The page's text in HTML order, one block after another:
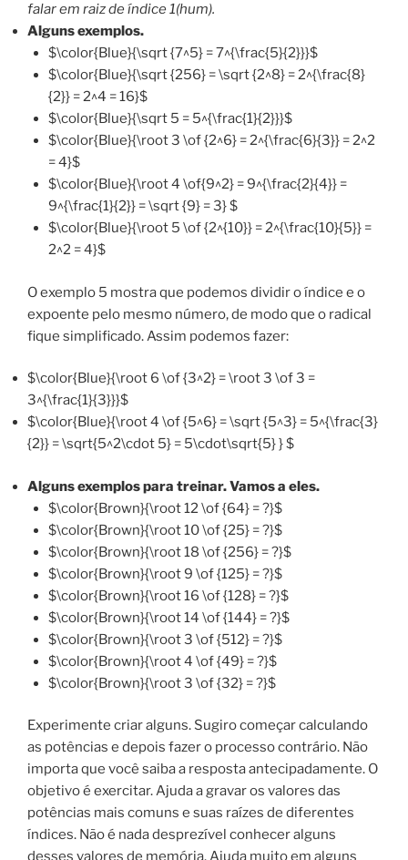
falar em raiz de índice 1(hum).
Alguns exemplos.
$\color{Blue}{\sqrt {7^5} = 7^{\frac{5}{2}}}$
$\color{Blue}{\sqrt {256} = \sqrt {2^8} = 2^{\frac{8}
{2}} = 2^4 = 16}$
$\color{Blue}{\sqrt 5 = 5^{\frac{1}{2}}}$
$\color{Blue}{\root 3 \of {2^6} = 2^{\frac{6}{3}} = 2^2
= 4}$
$\color{Blue}{\root 4 \of{9^2} = 9^{\frac{2}{4}} =
9^{\frac{1}{2}} = \sqrt {9} = 3} $
$\color{Blue}{\root 5 \of {2^{10}} = 2^{\frac{10}{5}} =
2^2 = 4}$
O exemplo 5 mostra que podemos dividir o índice e o
expoente pelo mesmo número, de modo que o radical
fique simplificado. Assim podemos fazer:
$\color{Blue}{\root 6 \of {3^2} = \root 3 \of 3 =
3^{\frac{1}{3}}}$
$\color{Blue}{\root 4 \of {5^6} = \sqrt {5^3} = 5^{\frac{3}
{2}} = \sqrt{5^2\cdot 5} = 5\cdot\sqrt{5} } $
Alguns exemplos para treinar. Vamos a eles.
$\color{Brown}{\root 12 \of {64} = ?}$
$\color{Brown}{\root 10 \of {25} = ?}$
$\color{Brown}{\root 18 \of {256} = ?}$
$\color{Brown}{\root 9 \of {125} = ?}$
$\color{Brown}{\root 16 \of {128} = ?}$
$\color{Brown}{\root 14 \of {144} = ?}$
$\color{Brown}{\root 3 \of {512} = ?}$
$\color{Brown}{\root 4 \of {49} = ?}$
$\color{Brown}{\root 3 \of {32} = ?}$
Experimente criar alguns. Sugiro começar calculando
as potências e depois fazer o processo contrário. Não
importa que você saiba a resposta antecipadamente. O
objetivo é exercitar. Ajuda a gravar os valores das
potências mais comuns e suas raízes de diferentes
índices. Não é nada desprezível conhecer alguns
desses valores de memória. Ajuda muito em alguns